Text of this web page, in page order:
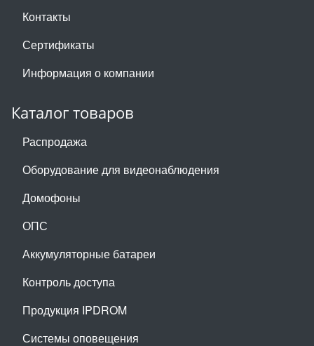
Контакты
Сертификаты
Информация о компании
Каталог товаров
Распродажа
Оборудование для видеонаблюдения
Домофоны
ОПС
Аккумуляторные батареи
Контроль доступа
Продукция IPDROM
Системы оповещения